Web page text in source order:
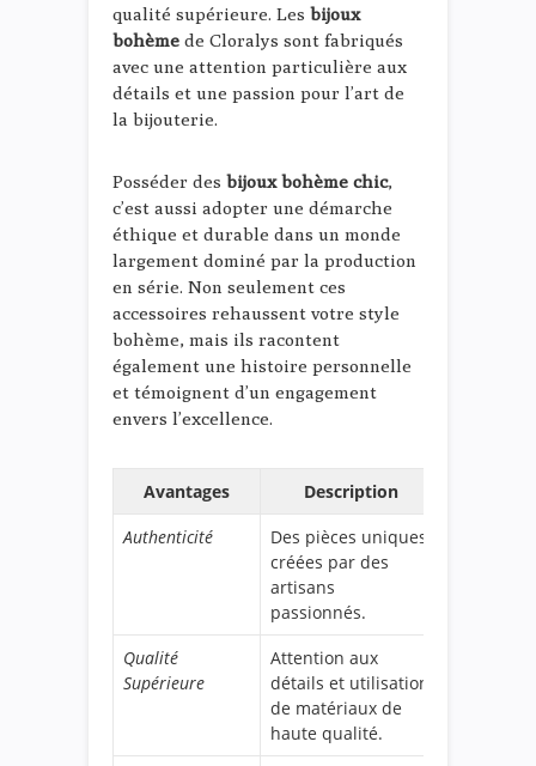
qualité supérieure. Les bijoux
bohème de Cloralys sont fabriqués
avec une attention particulière aux
détails et une passion pour l’art de
la bijouterie.
Posséder des bijoux bohème chic,
c’est aussi adopter une démarche
éthique et durable dans un monde
largement dominé par la production
en série. Non seulement ces
accessoires rehaussent votre style
bohème, mais ils racontent
également une histoire personnelle
et témoignent d’un engagement
envers l’excellence.
Avantages
Description
Authenticité
Des pièces uniques
créées par des
artisans
passionnés.
Qualité
Supérieure
Attention aux
détails et utilisation
de matériaux de
haute qualité.